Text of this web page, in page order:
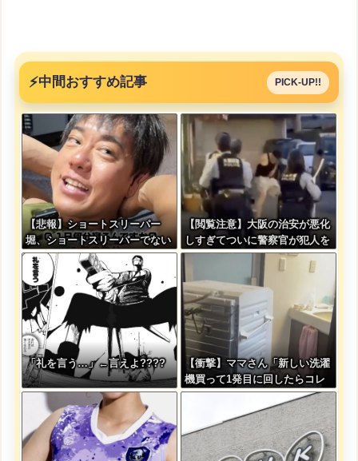
⚡中間おすすめ記事 PICK-UP!!
【悲報】ショートスリーパー
堀、ショートスリーパーでない
事がバレてしまう
【閲覧注意】大阪の治安が悪化
しすぎてついに警察官が犯人を
銃殺。いよいよアメリカみたい
になってきたな
「礼を言う…」←言えよ????
【衝撃】ママさん「新しい洗濯
機買って1発目に回したらコレ
w」